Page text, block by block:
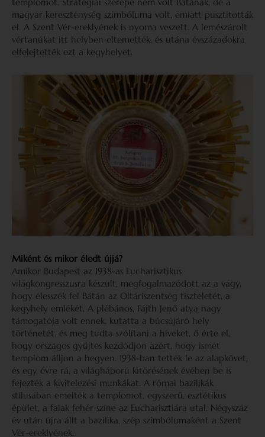
magyar kereszténység szimbóluma volt, emiatt pusztították
el. A Szent Vér-ereklyének is nyoma veszett. A lemészárolt
vértanúkat itt helyben eltemették, és utána évszázadokra
elfelejtették ezt a kegyhelyet.
Miként és mikor éledt újjá?
Amikor Budapest az 1938-as Eucharisztikus
világkongresszusra készült, megfogalmazódott az a vágy,
hogy élesszék fel Bátán az Oltáriszentség tiszteletét, a
kegyhely emlékét. A plébános, Fájth Jenő atya nagy
támogatója volt ennek, kutatta a búcsújáró hely
történetét, és meg tudta szólítani a híveket, ő érte el,
hogy országos gyűjtés kezdődjön azért, hogy ismét
templom álljon a hegyen. 1938-ban tették le az alapkövet,
és egy évre rá, a világháború kitörésének évében be is
fejezték a kivitelezési munkákat. A római bazilikák
stílusában emelték a templomot, egyszerű, esztétikus
épület, a falak fehér színe az Eucharisztiára utal. Négyszáz
év után újra állt a bazilika, szép szimbólumaként a Szent
Vér-ereklyének.